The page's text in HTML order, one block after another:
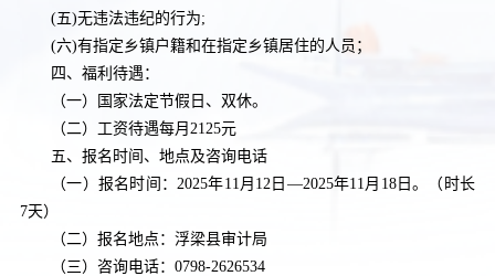
(五)无违法违纪的行为;
(六)有指定乡镇户籍和在指定乡镇居住的人员；
四、福利待遇：
（一）国家法定节假日、双休。
（二）工资待遇每月 2125元
五、报名时间、地点及咨询电话
（一）报名时间： 2025年11月12日—2025年11月18日。（时长
7天）
（二）报名地点：浮梁县审计局
（三）咨询电话： 0798-2626534